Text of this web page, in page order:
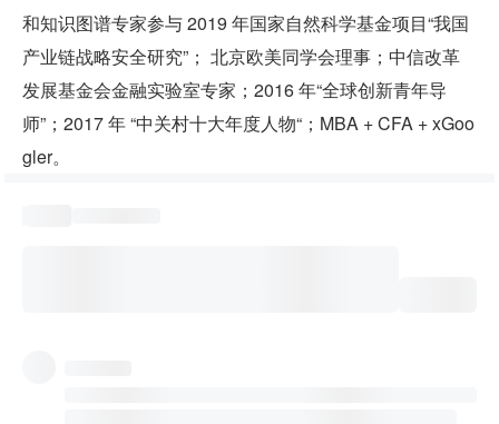
和知识图谱专家参与 2019 年国家自然科学基金项目“我国
产业链战略安全研究”； 北京欧美同学会理事；中信改革
发展基金会金融实验室专家；2016 年“全球创新青年导
师”；2017 年 “中关村十大年度人物“；MBA + CFA + xGoo
gler。